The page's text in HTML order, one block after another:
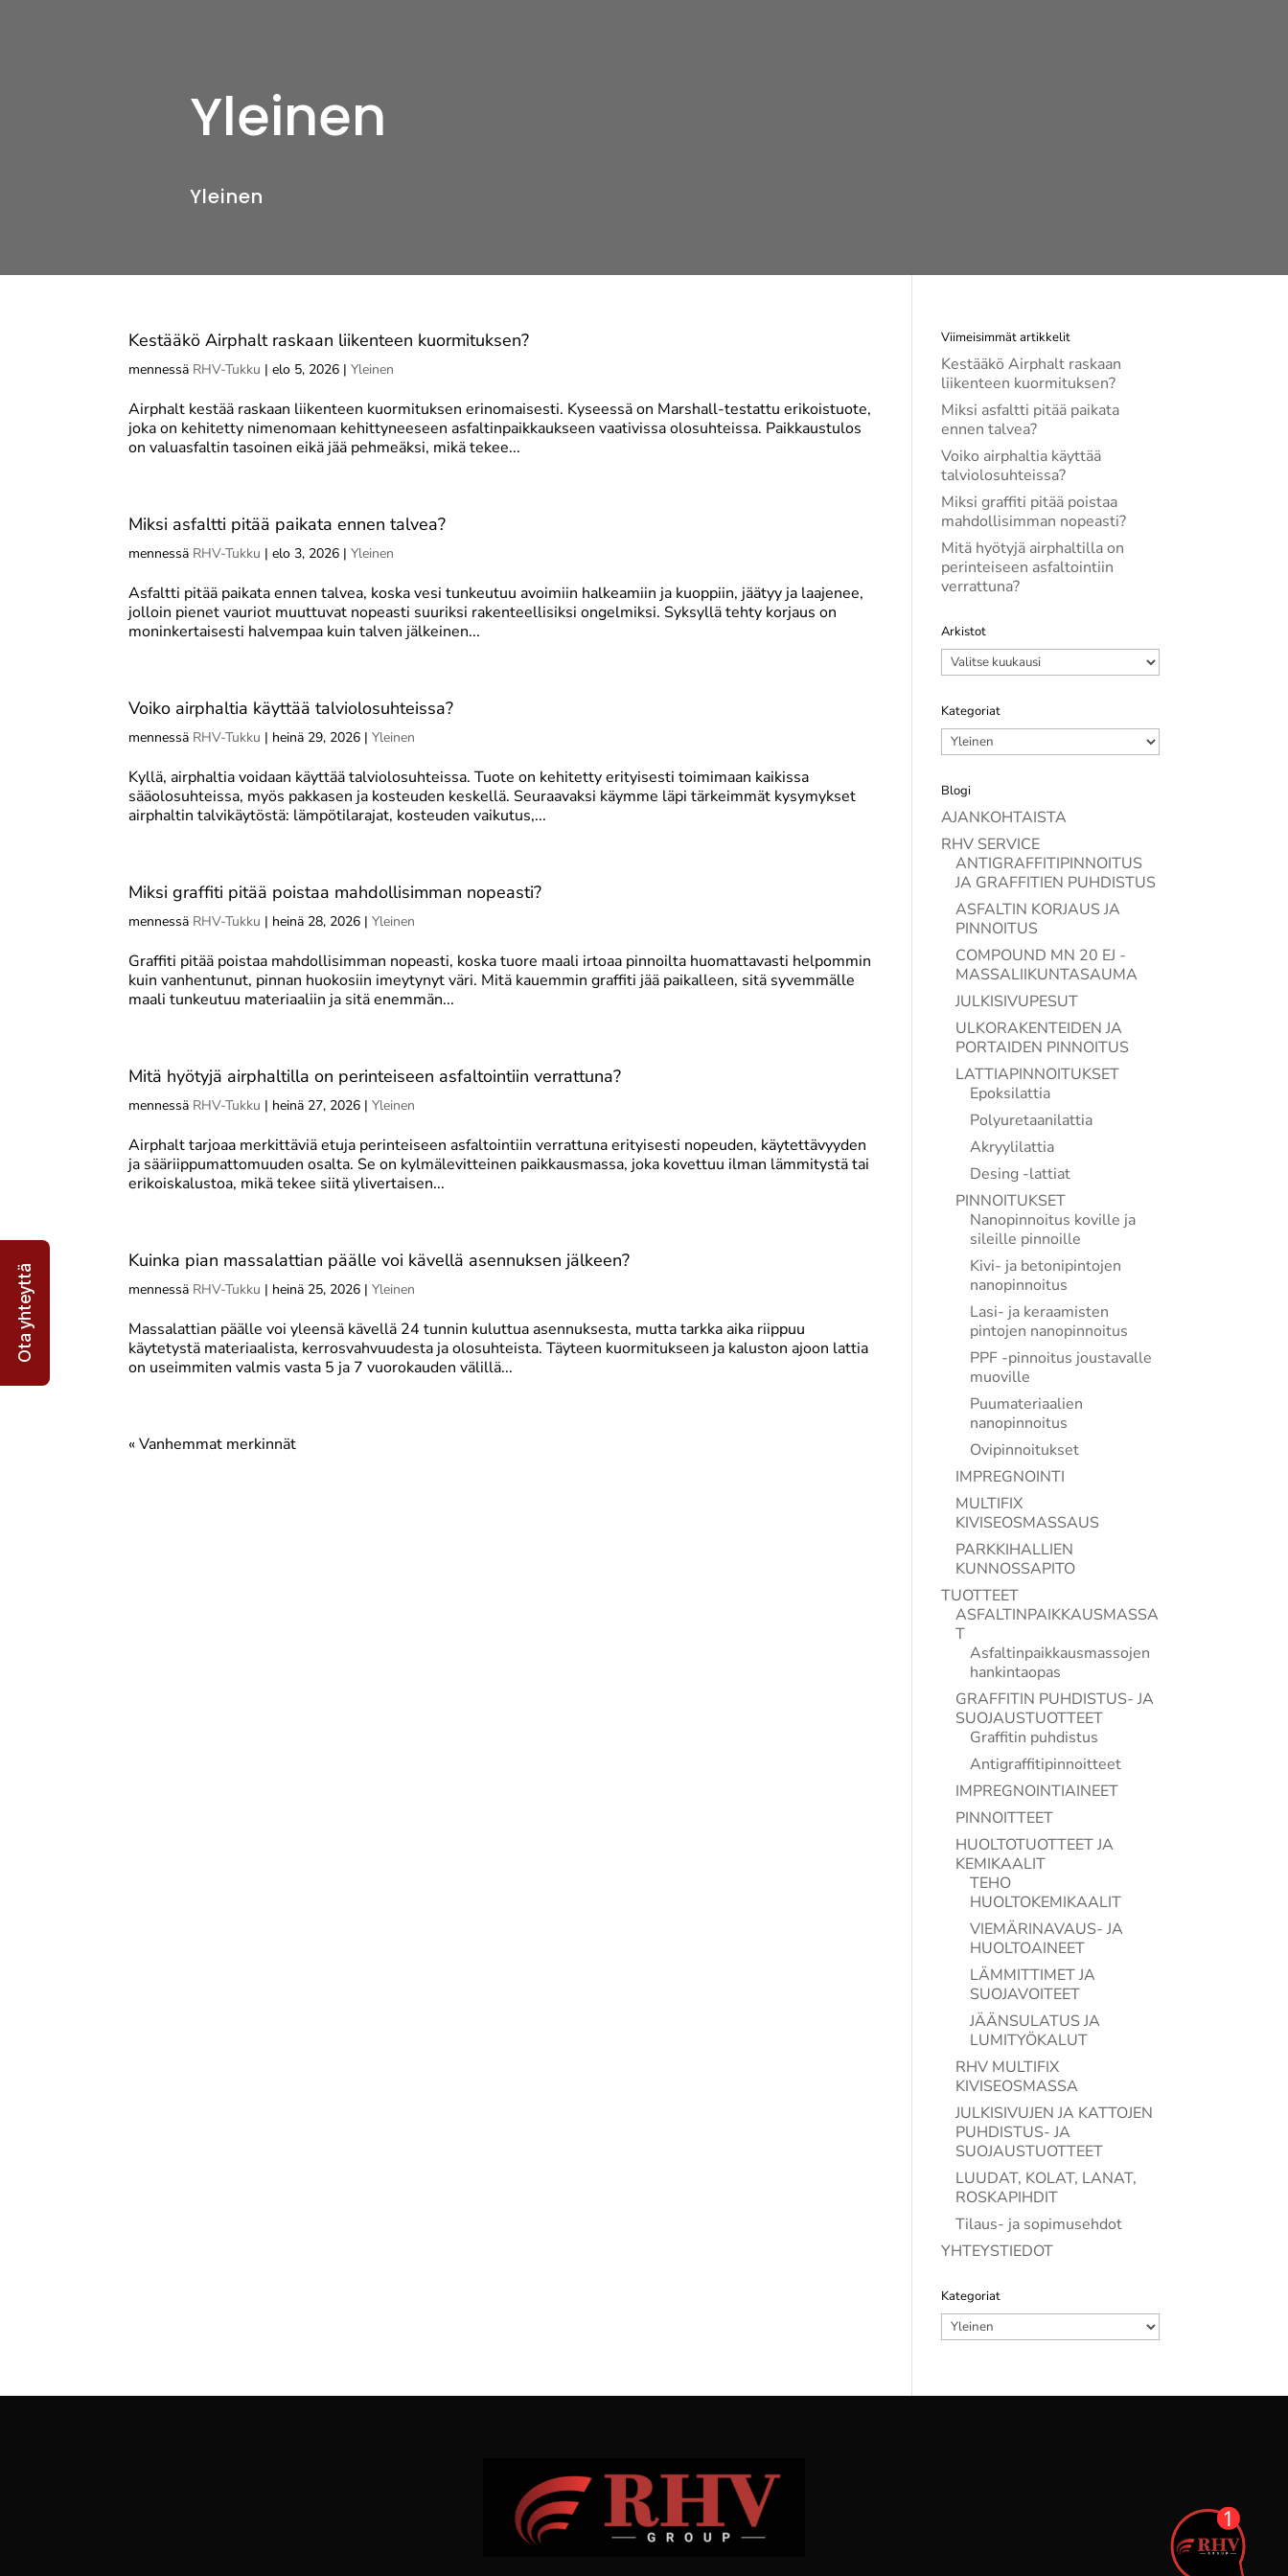
Yleinen
Yleinen
Kestääkö Airphalt raskaan liikenteen kuormituksen?
mennessä RHV-Tukku |elo 5, 2026 |Yleinen
Airphalt kestää raskaan liikenteen kuormituksen erinomaisesti. Kyseessä on Marshall-testattu erikoistuote,
joka on kehitetty nimenomaan kehittyneeseen asfaltinpaikkaukseen vaativissa olosuhteissa. Paikkaustulos
on valuasfaltin tasoinen eikä jää pehmeäksi, mikä tekee...
Miksi asfaltti pitää paikata ennen talvea?
mennessä RHV-Tukku |elo 3, 2026 |Yleinen
Asfaltti pitää paikata ennen talvea, koska vesi tunkeutuu avoimiin halkeamiin ja kuoppiin, jäätyy ja laajenee,
jolloin pienet vauriot muuttuvat nopeasti suuriksi rakenteellisiksi ongelmiksi. Syksyllä tehty korjaus on
moninkertaisesti halvempaa kuin talven jälkeinen...
Voiko airphaltia käyttää talviolosuhteissa?
mennessä RHV-Tukku | heinä 29, 2026 |Yleinen
Kyllä, airphaltia voidaan käyttää talviolosuhteissa. Tuote on kehitetty erityisesti toimimaan kaikissa
sääolosuhteissa, myös pakkasen ja kosteuden keskellä. Seuraavaksi käymme läpi tärkeimmät kysymykset
airphaltin talvikäytöstä: lämpötilarajat, kosteuden vaikutus,...
Miksi graffiti pitää poistaa mahdollisimman nopeasti?
mennessä RHV-Tukku | heinä 28, 2026 |Yleinen
Graffiti pitää poistaa mahdollisimman nopeasti, koska tuore maali irtoaa pinnoilta huomattavasti helpommin
kuin vanhentunut, pinnan huokosiin imeytynyt väri. Mitä kauemmin graffiti jää paikalleen, sitä syvemmälle
maali tunkeutuu materiaaliin ja sitä enemmän...
Mitä hyötyjä airphaltilla on perinteiseen asfaltointiin verrattuna?
mennessä RHV-Tukku | heinä 27, 2026 |Yleinen
Airphalt tarjoaa merkittäviä etuja perinteiseen asfaltointiin verrattuna erityisesti nopeuden, käytettävyyden
ja sääriippumattomuuden osalta. Se on kylmälevitteinen paikkausmassa, joka kovettuu ilman lämmitystä tai
erikoiskalustoa, mikä tekee siitä ylivertaisen...
Kuinka pian massalattian päälle voi kävellä asennuksen jälkeen?
mennessä RHV-Tukku | heinä 25, 2026 |Yleinen
Massalattian päälle voi yleensä kävellä 24 tunnin kuluttua asennuksesta, mutta tarkka aika riippuu
käytetystä materiaalista, kerrosvahvuudesta ja olosuhteista. Täyteen kuormitukseen ja kaluston ajoon lattia
on useimmiten valmis vasta 5 ja 7 vuorokauden välillä...
« Vanhemmat merkinnät
Viimeisimmät artikkelit
Kestääkö Airphalt raskaan
liikenteen kuormituksen?
Miksi asfaltti pitää paikata
ennen talvea?
Voiko airphaltia käyttää
talviolosuhteissa?
Miksi graffiti pitää poistaa
mahdollisimman nopeasti?
Mitä hyötyjä airphaltilla on
perinteiseen asfaltointiin
verrattuna?
Arkistot
Arkistot
Kategoriat
Kategoriat
Blogi
AJANKOHTAISTA
RHV SERVICE
ANTIGRAFFITIPINNOITUS
JA GRAFFITIEN PUHDISTUS
ASFALTIN KORJAUS JA
PINNOITUS
COMPOUND MN 20 EJ -
MASSALIIKUNTASAUMA
JULKISIVUPESUT
ULKORAKENTEIDEN JA
PORTAIDEN PINNOITUS
LATTIAPINNOITUKSET
Epoksilattia
Polyuretaanilattia
Akryylilattia
Desing -lattiat
PINNOITUKSET
Nanopinnoitus koville ja
sileille pinnoille
Kivi- ja betonipintojen
nanopinnoitus
Lasi- ja keraamisten
pintojen nanopinnoitus
PPF -pinnoitus joustavalle
muoville
Puumateriaalien
nanopinnoitus
Ovipinnoitukset
IMPREGNOINTI
MULTIFIX
KIVISEOSMASSAUS
PARKKIHALLIEN
KUNNOSSAPITO
TUOTTEET
ASFALTINPAIKKAUSMASSA
T
Asfaltinpaikkausmassojen
hankintaopas
GRAFFITIN PUHDISTUS- JA
SUOJAUSTUOTTEET
Graffitin puhdistus
Antigraffitipinnoitteet
IMPREGNOINTIAINEET
PINNOITTEET
HUOLTOTUOTTEET JA
KEMIKAALIT
TEHO
HUOLTOKEMIKAALIT
VIEMÄRINAVAUS- JA
HUOLTOAINEET
LÄMMITTIMET JA
SUOJAVOITEET
JÄÄNSULATUS JA
LUMITYÖKALUT
RHV MULTIFIX
KIVISEOSMASSA
JULKISIVUJEN JA KATTOJEN
PUHDISTUS- JA
SUOJAUSTUOTTEET
LUUDAT, KOLAT, LANAT,
ROSKAPIHDIT
Tilaus- ja sopimusehdot
YHTEYSTIEDOT
Kategoriat
Kategoriat
Ota yhteyttä